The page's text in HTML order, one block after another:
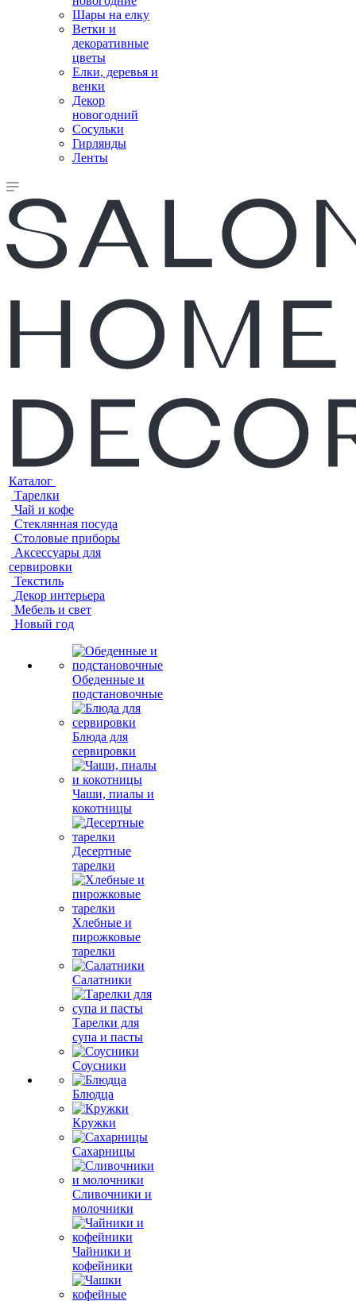
Шары на елку
Ветки и
декоративные
цветы
Елки, деревья и
венки
Декор
новогодний
Сосульки
Гирлянды
Ленты
Каталог
Тарелки
Чай и кофе
Стеклянная посуда
Столовые приборы
Аксессуары для
сервировки
Текстиль
Декор интерьера
Мебель и свет
Новый год
Обеденные и
подстановочные
Блюда для
сервировки
Чаши, пиалы и
кокотницы
Десертные
тарелки
Хлебные и
пирожковые
тарелки
Салатники
Тарелки для
супа и пасты
Соусники
Блюдца
Кружки
Сахарницы
Сливочники и
молочники
Чайники и
кофейники